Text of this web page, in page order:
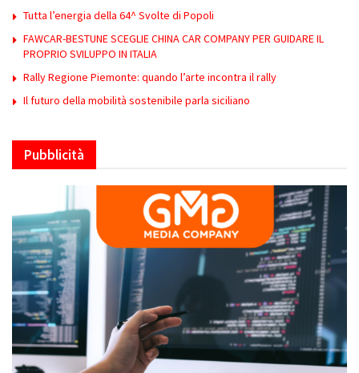
Tutta l’energia della 64^ Svolte di Popoli
FAWCAR-BESTUNE SCEGLIE CHINA CAR COMPANY PER GUIDARE IL
PROPRIO SVILUPPO IN ITALIA
Rally Regione Piemonte: quando l’arte incontra il rally
Il futuro della mobilità sostenibile parla siciliano
Pubblicità